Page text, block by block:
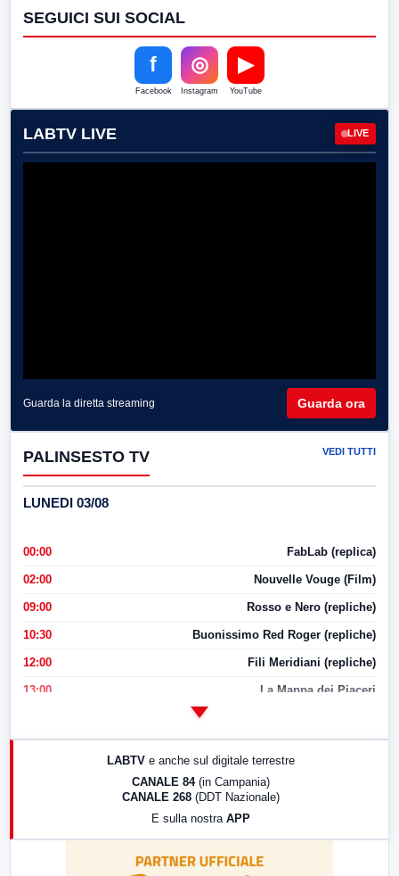
SEGUICI SUI SOCIAL
f
Facebook
◎
Instagram
▶
YouTube
LABTV LIVE LIVE
Guarda la diretta streaming Guarda ora
PALINSESTO TV VEDI TUTTI
LUNEDI 03/08
00:00 FabLab (replica)
02:00 Nouvelle Vouge (Film)
09:00 Rosso e Nero (repliche)
10:30 Buonissimo Red Roger (repliche)
12:00 Fili Meridiani (repliche)
13:00 La Mappa dei Piaceri
17:00 LabNews (replica)
LABTV e anche sul digitale terrestre
CANALE 84 (in Campania)
CANALE 268 (DDT Nazionale)
E sulla nostra APP